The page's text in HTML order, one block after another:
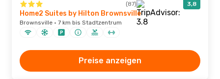
(87) 3,8
Home2 Suites by Hilton Brownsville
Brownsville · 7 km bis Stadtzentrum
Preise anzeigen